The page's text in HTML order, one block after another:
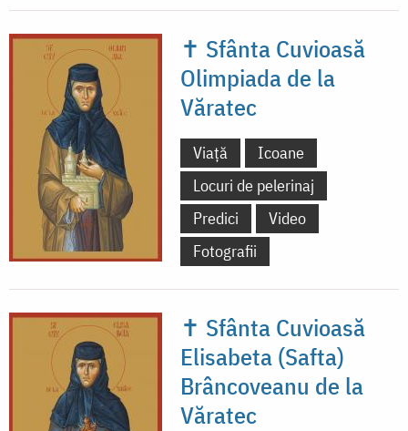
✝ Sfânta Cuvioasă
Olimpiada de la
Văratec
Viață
Icoane
Locuri de pelerinaj
Predici
Video
Fotografii
✝ Sfânta Cuvioasă
Elisabeta (Safta)
Brâncoveanu de la
Văratec